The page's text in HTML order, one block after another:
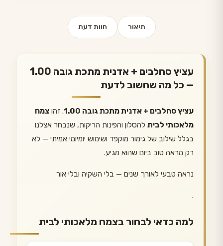
תיאור חוות דעת
עציץ סחלבים + אדנית מתכת גובה 1.00
— כל מה שחשוב לדעת
עציץ סחלבים + אדנית מתכת גובה 1.00 . זהו צמח
מלאכותי לבית להסלון והפינות הריקות, שנבחר אצלנו
בגלל שילוב של גימור מוקפד ושימוש יומיומי אמיתי — לא
רק מראה טוב ביום שהוא מגיע.
נראה טבעי לאורך שנים — בלי השקיה ובלי אור
.
למה כדאי לבחור בצמח מלאכותי לבית